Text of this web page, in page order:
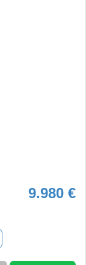
9.980 €